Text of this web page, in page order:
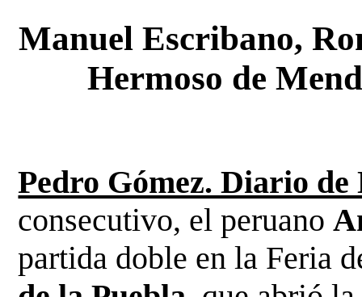
Manuel Escribano,
Hermoso de
Pedro Gómez. Diario
consecutivo, el peruano
partida doble en la Feria